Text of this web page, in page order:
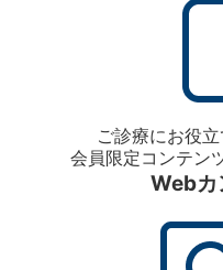
ご診療にお役
会員限定コンテン
Webカ